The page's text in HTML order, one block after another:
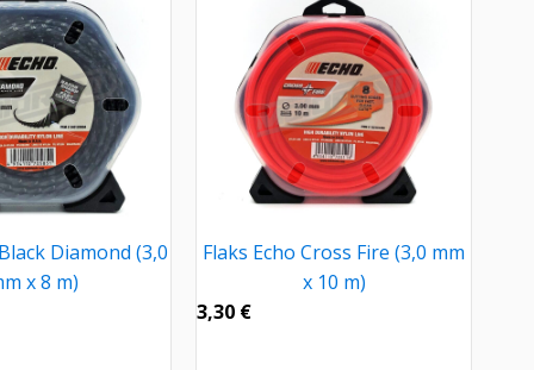
Diamond (3,0
x 8 m)
Flaks Echo Cross Fire (3,0 mm
x 10 m)
3,30 €